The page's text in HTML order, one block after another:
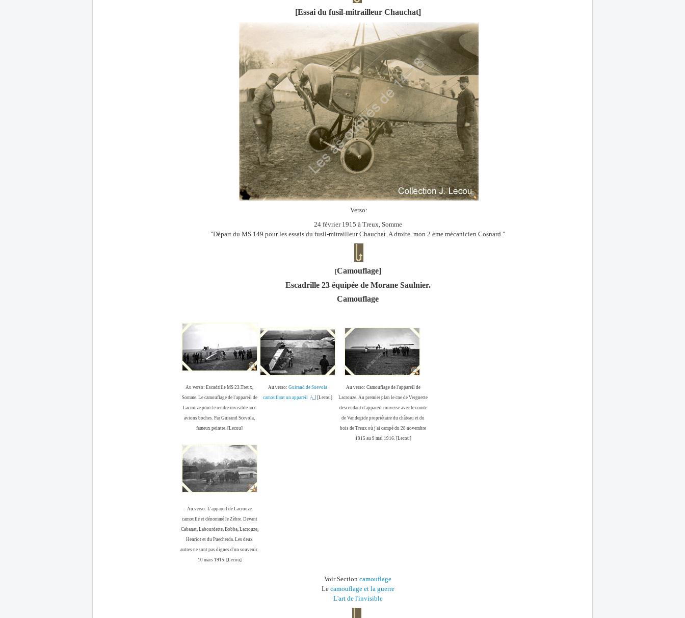
[Essai du fusil-mitrailleur Chauchat]
Verso:
24 février 1915 à Treux, Somme
"Départ du MS 149 pour les essais du fusil-mitrailleur Chauchat. A droite mon 2 ème mécanicien Cosnard."
[Camouflage]
Escadrille 23 équipée de Morane Saulnier.
Camouflage
Au verso: Escadrille MS 23.Treux,
Somme. Le camouflage de l'appareil de
Lacrouze pour le rendre invisible aux
avions boches. Par Guirand Scevola,
fameux peintre. [Lecou]
Au verso: Guirand de Soevola
camouflant un appareil
[Lecou]
Au verso: Camouflage de l'appareil de
Lacrouze. Au premier plan le cne de Vergnette
descendant d'appareil converse avec le comte
de Vandegide propriétaire du château et du
bois de Treux où j'ai campé du 28 novembre
1915 au 9 mai 1916. [Lecou]
Au verso: L'appareil de Lacrouze
camouflé et dénommé le Zèbre. Devant
Cabanat, Labourdette, Bobba, Lacrouze,
Henriot et du Puecherda. Les deux
autres ne sont pas dignes d'un souvenir.
10 mars 1915. [Lecou]
Voir Section camouflage
Le camouflage et la guerre
L'art de l'invisible